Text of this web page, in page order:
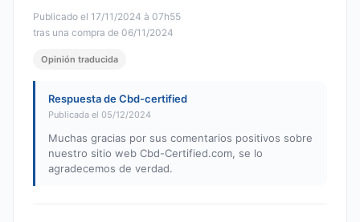
Publicado el 17/11/2024 à 07h55
tras una compra de 06/11/2024
Opinión traducida
Respuesta de Cbd-certified
Publicada el 05/12/2024
Muchas gracias por sus comentarios positivos sobre
nuestro sitio web Cbd-Certified.com, se lo
agradecemos de verdad.